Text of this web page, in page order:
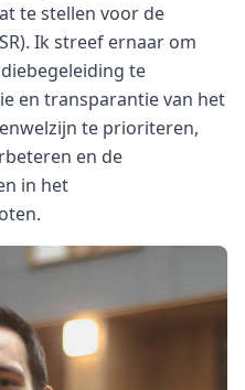
te stellen voor de
Ik streef ernaar om
te
en transparantie van het
te prioriteren,
en de
in het